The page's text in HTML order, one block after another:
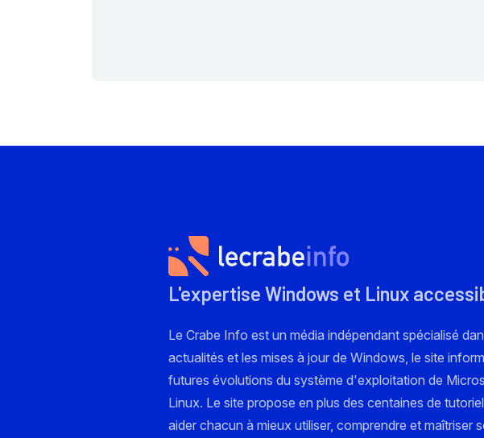
L'expertise Windows et Linux
Le Crabe Info est un média indépendant spécialisé
actualités et les mises à jour de Windows, le site
futures évolutions du système d'exploitation de
Linux. Le site propose en plus des centaines de
aider chacun à mieux utiliser, comprendre et maîtriser